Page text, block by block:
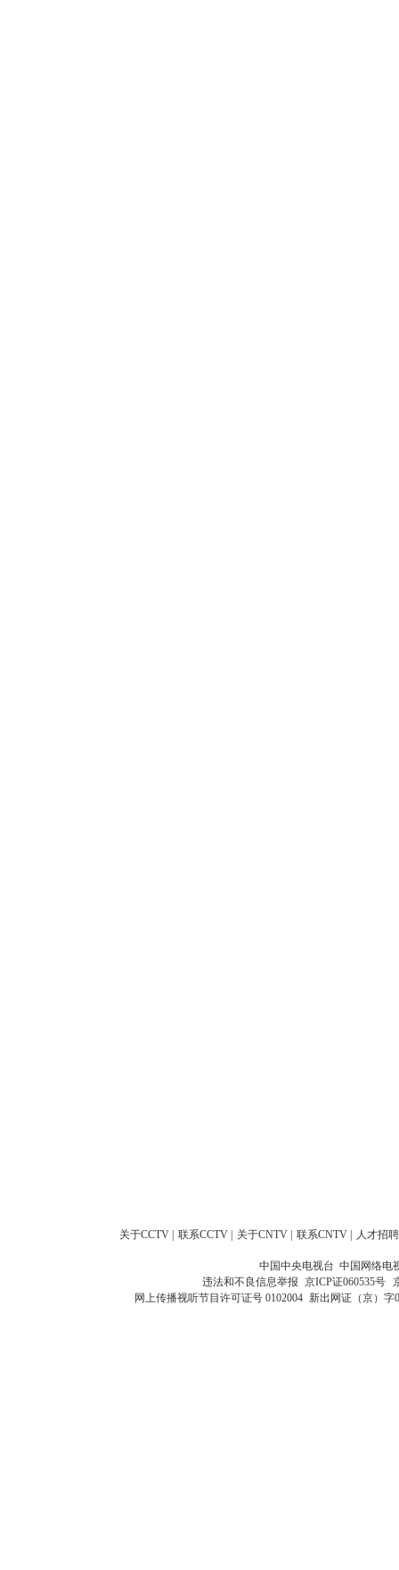
关于CCTV 联系CCTV 关于CNTV 联系CNTV 人才招聘
中国中央电视台 中国网络电
违法和不良信息举报 京ICP证060535号
网上传播视听节目许可证号 0102004 新出网证（京）